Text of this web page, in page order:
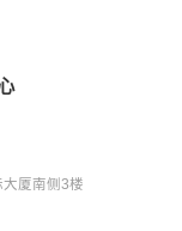
厦南侧3楼